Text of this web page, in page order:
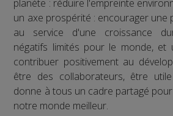
planète : réduire l'empreinte
un axe prospérité : encourager une
au service d'une croissance
négatifs limités pour le monde, et
contribuer positivement au
être des collaborateurs, être
donne à tous un cadre partagé
notre monde meilleur.